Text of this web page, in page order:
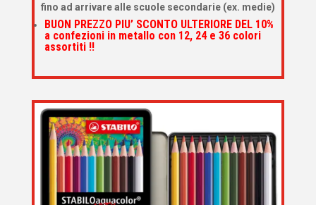
fino ad arrivare alle scuole secondarie (ex. medie)
BUON PREZZO PIU’ SCONTO ULTERIORE DEL 10%
a confezioni in metallo con 12, 24 e 36 colori
assortiti !!